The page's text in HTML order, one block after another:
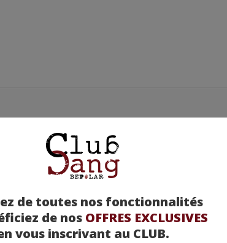
de toutes nos fonctionnalités
de nos OFFRES EXCLUSIVES
vous inscrivant au CLUB.
quelques rebondissements inattendu mais
tout.